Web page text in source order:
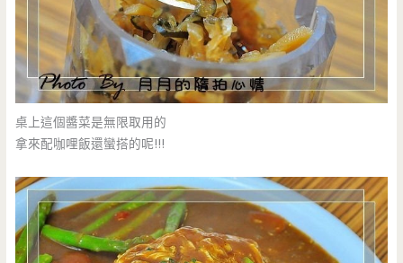
桌上這個醬菜是無限取用的
拿來配咖哩飯還蠻搭的呢!!!